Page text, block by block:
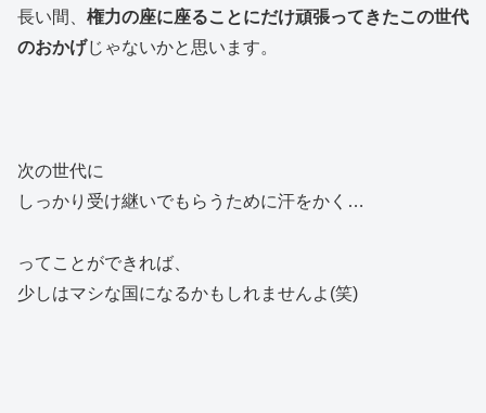
長い間、 権力の座に座ることにだけ頑張ってきたこの世代
のおかげじゃないかと思います。
次の世代に
しっかり受け継いでもらうために汗をかく…
ってことができれば、
少しはマシな国になるかもしれませんよ(笑)